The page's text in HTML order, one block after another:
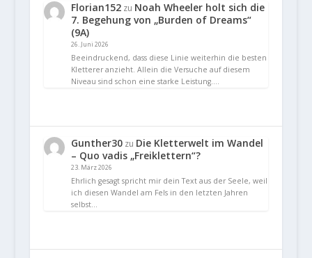
Florian152zu Noah Wheeler holt sich die
7. Begehung von „Burden of Dreams“
(9A)
26. Juni 2026
Beeindruckend, dass diese Linie weiterhin die besten
Kletterer anzieht. Allein die Versuche auf diesem
Niveau sind schon eine starke Leistung.…
Gunther30zu Die Kletterwelt im Wandel
– Quo vadis „Freiklettern“?
23. März 2026
Ehrlich gesagt spricht mir dein Text aus der Seele, weil
ich diesen Wandel am Fels in den letzten Jahren
selbst…